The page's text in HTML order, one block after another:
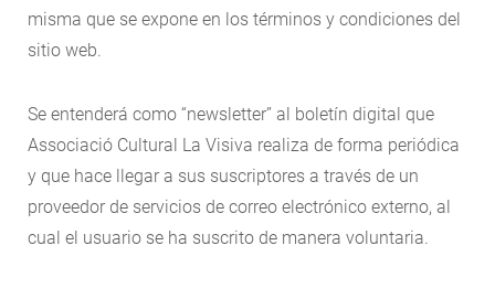
misma que se expone en los términos y condiciones del
sitio web.
Se entenderá como “newsletter” al boletín digital que
Associació Cultural La Visiva realiza de forma periódica
y que hace llegar a sus suscriptores a través de un
proveedor de servicios de correo electrónico externo, al
cual el usuario se ha suscrito de manera voluntaria.